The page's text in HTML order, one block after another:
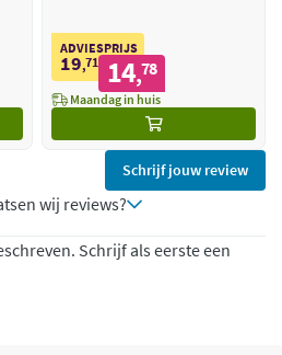
ADVIESPRIJS
19,71 14,78
Maandag in huis
Schrijf jouw review
wij reviews?
Schrijf als eerste een